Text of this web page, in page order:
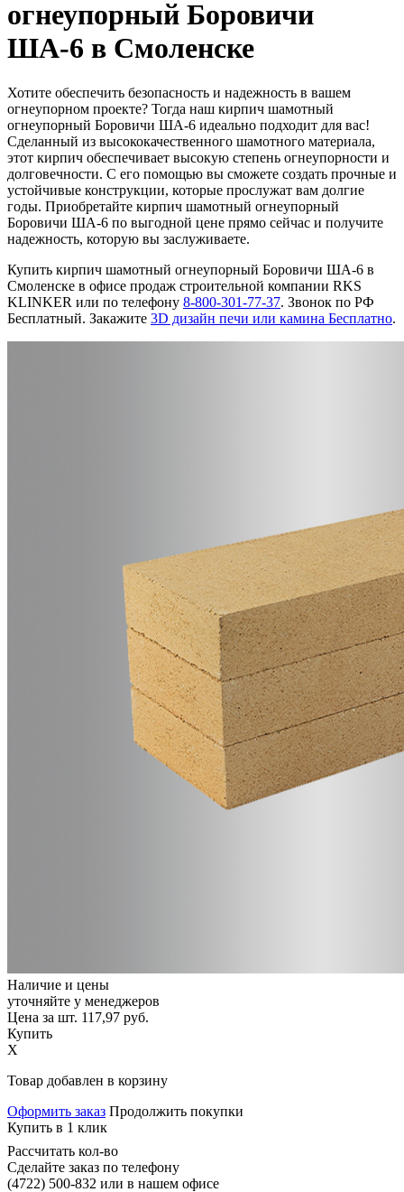
огнеупорный Боровичи
ША-6 в Смоленске
Хотите обеспечить безопасность и надежность в вашем
огнеупорном проекте? Тогда наш кирпич шамотный
огнеупорный Боровичи ША-6 идеально подходит для вас!
Сделанный из высококачественного шамотного материала,
этот кирпич обеспечивает высокую степень огнеупорности и
долговечности. С его помощью вы сможете создать прочные и
устойчивые конструкции, которые прослужат вам долгие
годы. Приобретайте кирпич шамотный огнеупорный
Боровичи ША-6 по выгодной цене прямо сейчас и получите
надежность, которую вы заслуживаете.
Купить кирпич шамотный огнеупорный Боровичи ША-6 в
Смоленске в офисе продаж строительной компании RKS
KLINKER или по телефону 8-800-301-77-37. Звонок по РФ
Бесплатный. Закажите 3D дизайн печи или камина Бесплатно.
Наличие и цены
уточняйте у менеджеров
Цена за шт. 117,97 руб.
Купить
X
Товар добавлен в корзину
Оформить заказ Продолжить покупки
Купить в 1 клик
Рассчитать кол-во
Сделайте заказ по телефону
(4722) 500-832 или в нашем офисе